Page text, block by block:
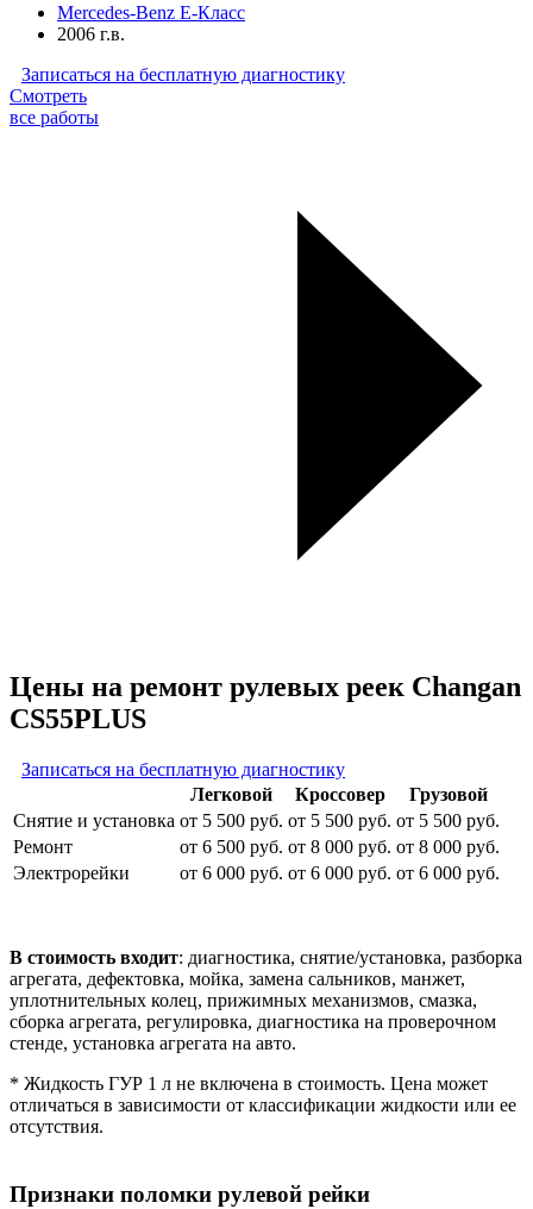
Mercedes-Benz E-Класс
2006 г.в.
Записаться на бесплатную диагностику
Смотреть
все работы
Цены на ремонт рулевых реек Changan
CS55PLUS
Записаться на бесплатную диагностику
Легковой
Кроссовер
Грузовой
Снятие и установка от 5 500 руб. от 5 500 руб. от 5 500 руб.
Ремонт
от 6 500 руб. от 8 000 руб. от 8 000 руб.
Электрорейки
от 6 000 руб. от 6 000 руб. от 6 000 руб.
В стоимость входит: диагностика, снятие/установка, разборка
агрегата, дефектовка, мойка, замена сальников, манжет,
уплотнительных колец, прижимных механизмов, смазка,
сборка агрегата, регулировка, диагностика на проверочном
стенде, установка агрегата на авто.
* Жидкость ГУР 1 л не включена в стоимость. Цена может
отличаться в зависимости от классификации жидкости или ее
отсутствия.
Признаки поломки рулевой рейки